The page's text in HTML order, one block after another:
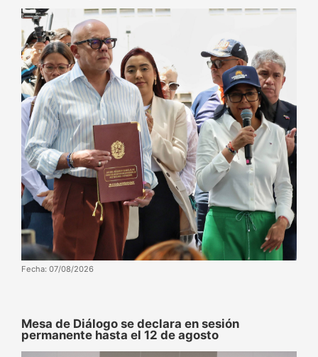
Fecha: 07/08/2026
Mesa de Diálogo se declara en sesión
permanente hasta el 12 de agosto